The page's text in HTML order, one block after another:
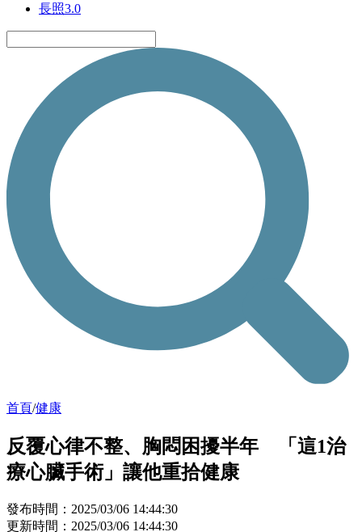
長照3.0
首頁/健康
反覆心律不整、胸悶困擾半年 「這1治
療心臟手術」讓他重拾健康
發布時間：2025/03/06 14:44:30
更新時間：2025/03/06 14:44:30